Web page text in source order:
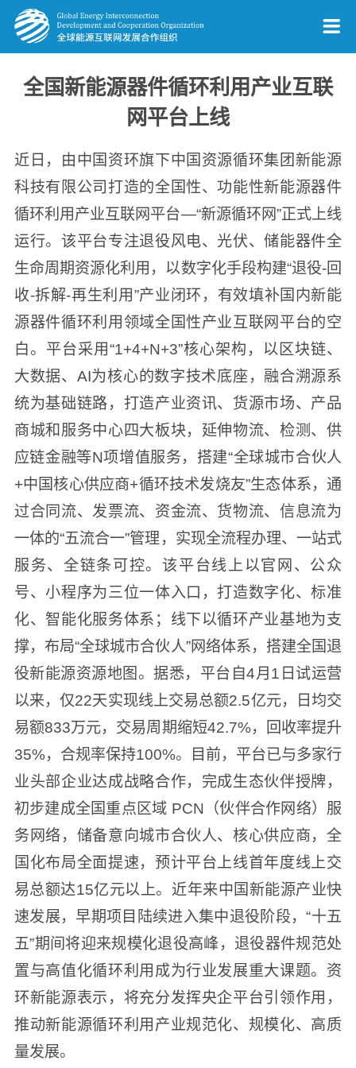
全国新能源器件循环利用产业互联
网平台上线
近日，由中国资环旗下中国资源循环集团新能源
科技有限公司打造的全国性、功能性新能源器件
循环利用产业互联网平台—“新源循环网”正式上线
运行。该平台专注退役风电、光伏、储能器件全
生命周期资源化利用，以数字化手段构建“退役-回
收-拆解-再生利用”产业闭环，有效填补国内新能
源器件循环利用领域全国性产业互联网平台的空
白。平台采用“1+4+N+3”核心架构，以区块链、
大数据、AI为核心的数字技术底座，融合溯源系
统为基础链路，打造产业资讯、货源市场、产品
商城和服务中心四大板块，延伸物流、检测、供
应链金融等N项增值服务，搭建“全球城市合伙人
+中国核心供应商+循环技术发烧友”生态体系，通
过合同流、发票流、资金流、货物流、信息流为
一体的“五流合一”管理，实现全流程办理、一站式
服务、全链条可控。该平台线上以官网、公众
号、小程序为三位一体入口，打造数字化、标准
化、智能化服务体系；线下以循环产业基地为支
撑，布局“全球城市合伙人”网络体系，搭建全国退
役新能源资源地图。据悉，平台自4月1日试运营
以来，仅22天实现线上交易总额2.5亿元，日均交
易额833万元，交易周期缩短42.7%，回收率提升
35%，合规率保持100%。目前，平台已与多家行
业头部企业达成战略合作，完成生态伙伴授牌，
初步建成全国重点区域 PCN（伙伴合作网络）服
务网络，储备意向城市合伙人、核心供应商，全
国化布局全面提速，预计平台上线首年度线上交
易总额达15亿元以上。近年来中国新能源产业快
速发展，早期项目陆续进入集中退役阶段，“十五
五”期间将迎来规模化退役高峰，退役器件规范处
置与高值化循环利用成为行业发展重大课题。资
环新能源表示，将充分发挥央企平台引领作用，
推动新能源循环利用产业规范化、规模化、高质
量发展。